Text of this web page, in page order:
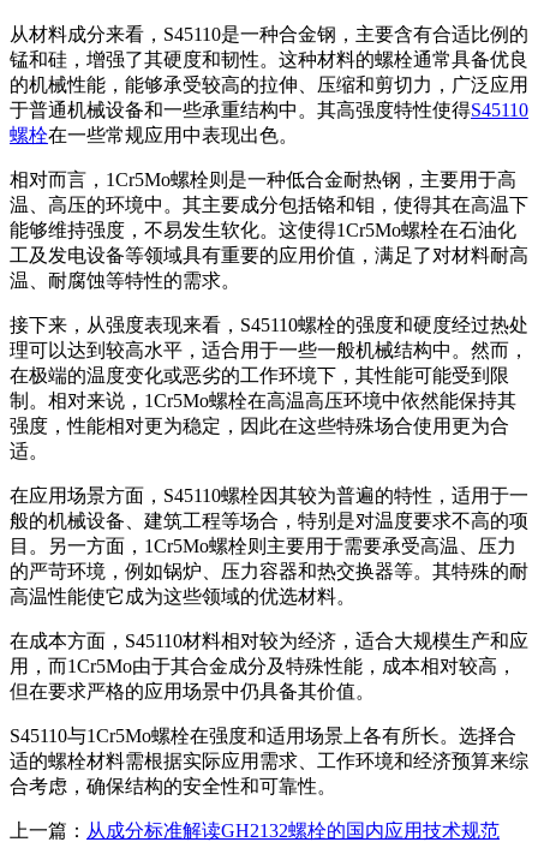
从材料成分来看，S45110是一种合金钢，主要含有合适比例的
锰和硅，增强了其硬度和韧性。这种材料的螺栓通常具备优良
的机械性能，能够承受较高的拉伸、压缩和剪切力，广泛应用
于普通机械设备和一些承重结构中。其高强度特性使得S45110
螺栓在一些常规应用中表现出色。
相对而言，1Cr5Mo螺栓则是一种低合金耐热钢，主要用于高
温、高压的环境中。其主要成分包括铬和钼，使得其在高温下
能够维持强度，不易发生软化。这使得1Cr5Mo螺栓在石油化
工及发电设备等领域具有重要的应用价值，满足了对材料耐高
温、耐腐蚀等特性的需求。
接下来，从强度表现来看，S45110螺栓的强度和硬度经过热处
理可以达到较高水平，适合用于一些一般机械结构中。然而，
在极端的温度变化或恶劣的工作环境下，其性能可能受到限
制。相对来说，1Cr5Mo螺栓在高温高压环境中依然能保持其
强度，性能相对更为稳定，因此在这些特殊场合使用更为合
适。
在应用场景方面，S45110螺栓因其较为普遍的特性，适用于一
般的机械设备、建筑工程等场合，特别是对温度要求不高的项
目。另一方面，1Cr5Mo螺栓则主要用于需要承受高温、压力
的严苛环境，例如锅炉、压力容器和热交换器等。其特殊的耐
高温性能使它成为这些领域的优选材料。
在成本方面，S45110材料相对较为经济，适合大规模生产和应
用，而1Cr5Mo由于其合金成分及特殊性能，成本相对较高，
但在要求严格的应用场景中仍具备其价值。
S45110与1Cr5Mo螺栓在强度和适用场景上各有所长。选择合
适的螺栓材料需根据实际应用需求、工作环境和经济预算来综
合考虑，确保结构的安全性和可靠性。
上一篇： 从成分标准解读GH2132螺栓的国内应用技术规范